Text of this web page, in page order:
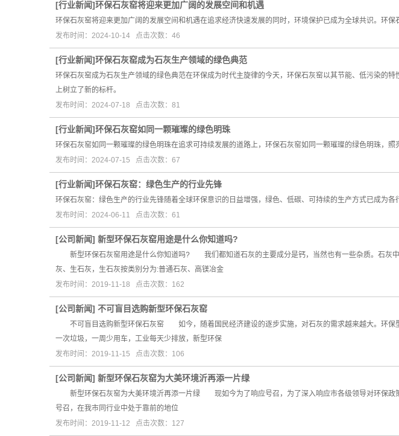
[行业新闻]​环保石灰窑将迎来更加广阔的发展空间和机遇
环保石灰窑将迎来更加广阔的发展空间和机遇在追求经济快速发展的同时，环境保护已成为全球共识。环
发布时间：2024-10-14 点击次数：46
[行业新闻]​环保石灰窑成为石灰生产领域的绿色典范
环保石灰窑成为石灰生产领域的绿色典范在环保成为时代主旋律的今天，环保石灰窑以其节能、低污染的
上树立了新的标杆。
发布时间：2024-07-18 点击次数：81
[行业新闻]​环保石灰窑如同一颗璀璨的绿色明珠
环保石灰窑如同一颗璀璨的绿色明珠在追求可持续发展的道路上，环保石灰窑如同一颗璀璨的绿色明珠，
发布时间：2024-07-15 点击次数：67
[行业新闻]​环保石灰窑：绿色生产的行业先锋
环保石灰窑：绿色生产的行业先锋随着全球环保意识的日益增强，绿色、低碳、可持续的生产方式已成为
发布时间：2024-06-11 点击次数：61
[公司新闻] 新型环保石灰窑用途是什么你知道吗?
新型环保石灰窑用途是什么你知道吗? 我们都知道石灰的主要成分是钙，当然也有一些杂质。石灰中
灰、生石灰，生石灰按类别分为:普通石灰、高镁冶金
发布时间：2019-11-18 点击次数：162
[公司新闻] 不可盲目选购新型环保石灰窑
不可盲目选购新型环保石灰窑 如今，随着国民经济建设的逐步实施，对石灰的需求越来越大。环保
一次垃圾，一周少用车，工业每天少排放，新型环保
发布时间：2019-11-15 点击次数：106
[公司新闻] 新型环保石灰窑为大美环境沂再添一片绿
新型环保石灰窑为大美环境沂再添一片绿 现如今为了响应号召，为了深入响应市各级领导对环保政
号召，在我市同行业中处于靠前的地位
发布时间：2019-11-12 点击次数：127